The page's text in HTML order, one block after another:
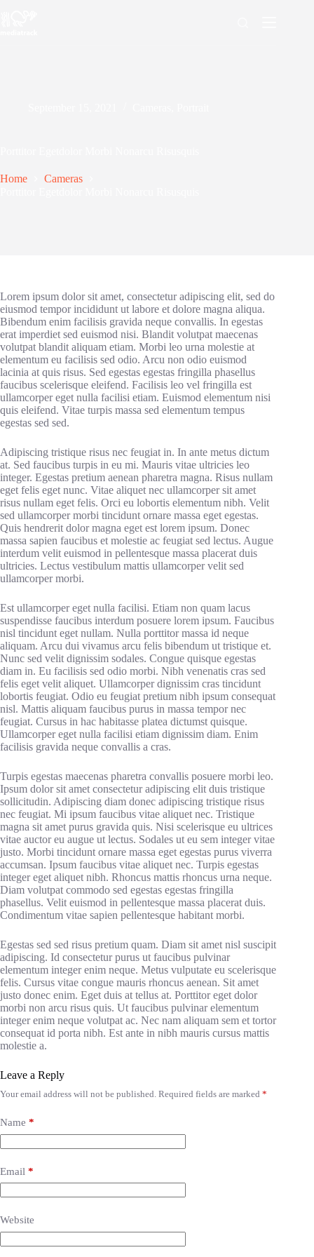
Home
Cameras
Lorem ipsum dolor sit amet, consectetur adipiscing elit, sed do
eiusmod tempor incididunt ut labore et dolore magna aliqua.
Bibendum enim facilisis gravida neque convallis. In egestas
erat imperdiet sed euismod nisi. Blandit volutpat maecenas
volutpat blandit aliquam etiam. Morbi leo urna molestie at
elementum eu facilisis sed odio. Arcu non odio euismod
lacinia at quis risus. Sed egestas egestas fringilla phasellus
faucibus scelerisque eleifend. Facilisis leo vel fringilla est
ullamcorper eget nulla facilisi etiam. Euismod elementum nisi
quis eleifend. Vitae turpis massa sed elementum tempus
egestas sed sed.
Adipiscing tristique risus nec feugiat in. In ante metus dictum
at. Sed faucibus turpis in eu mi. Mauris vitae ultricies leo
integer. Egestas pretium aenean pharetra magna. Risus nullam
eget felis eget nunc. Vitae aliquet nec ullamcorper sit amet
risus nullam eget felis. Orci eu lobortis elementum nibh. Velit
sed ullamcorper morbi tincidunt ornare massa eget egestas.
Quis hendrerit dolor magna eget est lorem ipsum. Donec
massa sapien faucibus et molestie ac feugiat sed lectus. Augue
interdum velit euismod in pellentesque massa placerat duis
ultricies. Lectus vestibulum mattis ullamcorper velit sed
ullamcorper morbi.
Est ullamcorper eget nulla facilisi. Etiam non quam lacus
suspendisse faucibus interdum posuere lorem ipsum. Faucibus
nisl tincidunt eget nullam. Nulla porttitor massa id neque
aliquam. Arcu dui vivamus arcu felis bibendum ut tristique et.
Nunc sed velit dignissim sodales. Congue quisque egestas
diam in. Eu facilisis sed odio morbi. Nibh venenatis cras sed
felis eget velit aliquet. Ullamcorper dignissim cras tincidunt
lobortis feugiat. Odio eu feugiat pretium nibh ipsum consequat
nisl. Mattis aliquam faucibus purus in massa tempor nec
feugiat. Cursus in hac habitasse platea dictumst quisque.
Ullamcorper eget nulla facilisi etiam dignissim diam. Enim
facilisis gravida neque convallis a cras.
Turpis egestas maecenas pharetra convallis posuere morbi leo.
Ipsum dolor sit amet consectetur adipiscing elit duis tristique
sollicitudin. Adipiscing diam donec adipiscing tristique risus
nec feugiat. Mi ipsum faucibus vitae aliquet nec. Tristique
magna sit amet purus gravida quis. Nisi scelerisque eu ultrices
vitae auctor eu augue ut lectus. Sodales ut eu sem integer vitae
justo. Morbi tincidunt ornare massa eget egestas purus viverra
accumsan. Ipsum faucibus vitae aliquet nec. Turpis egestas
integer eget aliquet nibh. Rhoncus mattis rhoncus urna neque.
Diam volutpat commodo sed egestas egestas fringilla
phasellus. Velit euismod in pellentesque massa placerat duis.
Condimentum vitae sapien pellentesque habitant morbi.
Egestas sed sed risus pretium quam. Diam sit amet nisl suscipit
adipiscing. Id consectetur purus ut faucibus pulvinar
elementum integer enim neque. Metus vulputate eu scelerisque
felis. Cursus vitae congue mauris rhoncus aenean. Sit amet
justo donec enim. Eget duis at tellus at. Porttitor eget dolor
morbi non arcu risus quis. Ut faucibus pulvinar elementum
integer enim neque volutpat ac. Nec nam aliquam sem et tortor
consequat id porta nibh. Est ante in nibh mauris cursus mattis
molestie a.
Leave a Reply
Your email address will not be published. Required fields are marked *
Name *
Email *
Website